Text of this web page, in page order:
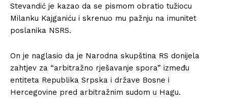
Stevandić je kazao da se pismom obratio tužiocu
Milanku Kajganiću i skrenuo mu pažnju na imunitet
poslanika NSRS.
On je naglasio da je Narodna skupština RS donijela
zahtjev za “arbitražno rješavanje spora” između
entiteta Republika Srpska i države Bosne i
Hercegovine pred arbitražnim sudom u Hagu.